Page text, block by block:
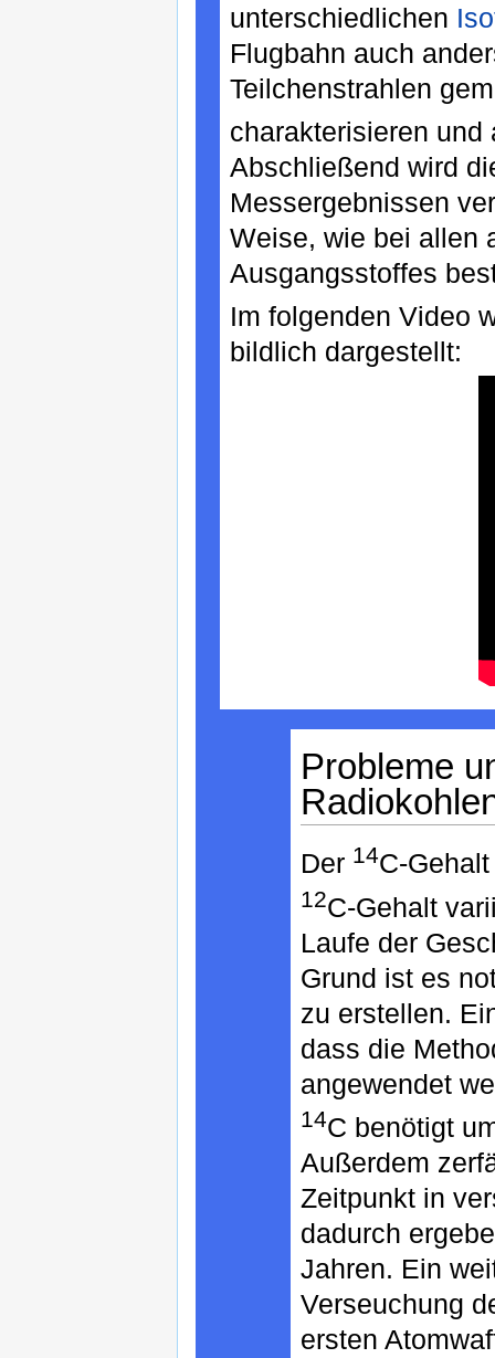
unterschiedlichen
Flugbahn auch
Teilchenstrahlen
charakterisieren
Abschließend wird
Messergebnissen
Weise, wie bei allen
Ausgangsstoffes
Im folgenden Video
bildlich dargestellt:
Probleme
Der 14C-
12C-Gehalt
Laufe der
Grund ist es
zu erstellen.
dass die
angewendet
14C benötigt
Außerdem
Zeitpunkt in
dadurch
Jahren. Ein
Verseuchung
ersten